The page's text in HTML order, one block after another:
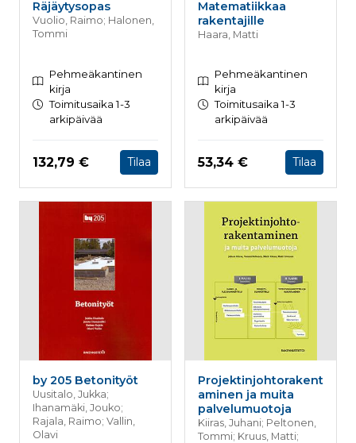
Räjäytysopas
Vuolio, Raimo; Halonen,
Tommi
Pehmeäkantinen
kirja
Toimitusaika 1-3
arkipäivää
Hinta nyt
132,79 € Tilaa
Matematiikkaa
rakentajille
Haara, Matti
Pehmeäkantinen
kirja
Toimitusaika 1-3
arkipäivää
Hinta nyt
53,34 € Tilaa
by 205 Betonityöt
Uusitalo, Jukka;
Ihanamäki, Jouko;
Rajala, Raimo; Vallin,
Olavi
Projektinjohtorakent
aminen ja muita
palvelumuotoja
Kiiras, Juhani; Peltonen,
Tommi; Kruus, Matti;